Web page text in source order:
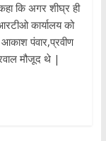
कि अगर शीघ्र ही
कार्यालय को
आकाश पंवार,प्रवीण
मौजूद थे |